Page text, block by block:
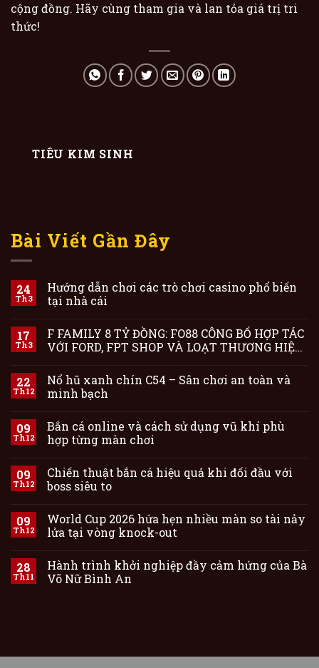
cộng đồng. Hãy cùng tham gia và lan tỏa giá trị tri
thức!
TIÊU KIM SINH
Bài Viết Gần Đây
24
Th3
Hướng dẫn chơi các trò chơi casino phổ biến
tại nhà cái
17
Th3
F FAMILY 8 TỶ ĐỒNG: FO88 CÔNG BỐ HỢP TÁC
VỚI FORD, FPT SHOP VÀ LOẠT THƯƠNG HIỆU
22
Th12
Nổ hũ xanh chín C54 – Sân chơi an toàn và
minh bạch
09
Th12
Bắn cá online và cách sử dụng vũ khí phù
hợp từng màn chơi
09
Th12
Chiến thuật bắn cá hiệu quả khi đối đầu với
boss siêu to
09
Th12
World Cup 2026 hứa hẹn nhiều màn so tài nảy
lửa tại vòng knock-out
28
Th11
Hành trình khởi nghiệp đầy cảm hứng của Bà
Võ Nữ Bình An